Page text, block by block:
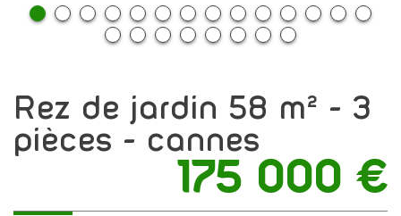
rez de jardin 58 m² - 3
pièces - cannes
175 000 €